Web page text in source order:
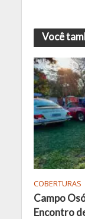
Você
COBERTURAS
Campo
Encontro